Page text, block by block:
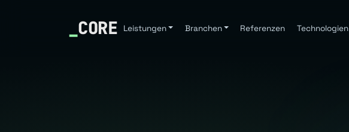
_CORE Leistungen Branchen Referenzen Technologien